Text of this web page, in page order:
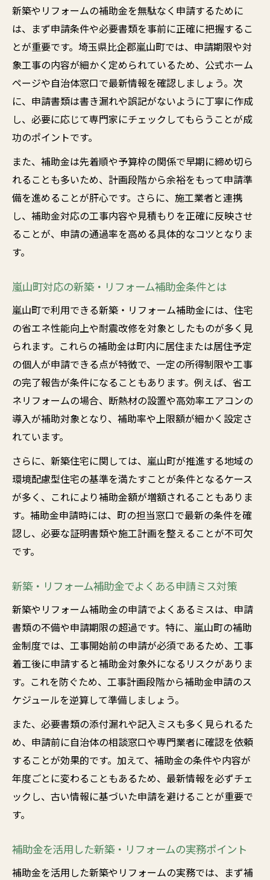
新築やリフォームの補助金を無駄なく申請するために
は、まず申請条件や必要書類を事前に正確に把握するこ
とが重要です。埼玉県比企郡嵐山町では、申請期限や対
象工事の内容が細かく定められているため、公式ホーム
ページや自治体窓口で最新情報を確認しましょう。次
に、申請書類は書き漏れや誤記がないように丁寧に作成
し、必要に応じて専門家にチェックしてもらうことが成
功のポイントです。
また、補助金は先着順や予算枠の関係で早期に締め切ら
れることも多いため、計画段階から余裕をもって申請準
備を進めることが肝心です。さらに、施工業者と連携
し、補助金対応の工事内容や見積もりを正確に反映させ
ることが、申請の通過率を高める具体的なコツとなりま
す。
嵐山町対応の新築・リフォーム補助金条件とは
嵐山町で利用できる新築・リフォーム補助金には、住宅
の省エネ性能向上や耐震改修を対象としたものが多く見
られます。これらの補助金は町内に居住または居住予定
の個人が申請できる点が特徴で、一定の所得制限や工事
の完了報告が条件になることもあります。例えば、省エ
ネリフォームの場合、断熱材の設置や高効率エアコンの
導入が補助対象となり、補助率や上限額が細かく設定さ
れています。
さらに、新築住宅に関しては、嵐山町が推進する地域の
環境配慮型住宅の基準を満たすことが条件となるケース
が多く、これにより補助金額が増額されることもありま
す。補助金申請時には、町の担当窓口で最新の条件を確
認し、必要な証明書類や施工計画を整えることが不可欠
です。
新築・リフォーム補助金でよくある申請ミス対策
新築やリフォーム補助金の申請でよくあるミスは、申請
書類の不備や申請期限の超過です。特に、嵐山町の補助
金制度では、工事開始前の申請が必須であるため、工事
着工後に申請すると補助金対象外になるリスクがありま
す。これを防ぐため、工事計画段階から補助金申請のス
ケジュールを逆算して準備しましょう。
また、必要書類の添付漏れや記入ミスも多く見られるた
め、申請前に自治体の相談窓口や専門業者に確認を依頼
することが効果的です。加えて、補助金の条件や内容が
年度ごとに変わることもあるため、最新情報を必ずチェ
ックし、古い情報に基づいた申請を避けることが重要で
す。
補助金を活用した新築・リフォームの実務ポイント
補助金を活用した新築やリフォームの実務では、まず補